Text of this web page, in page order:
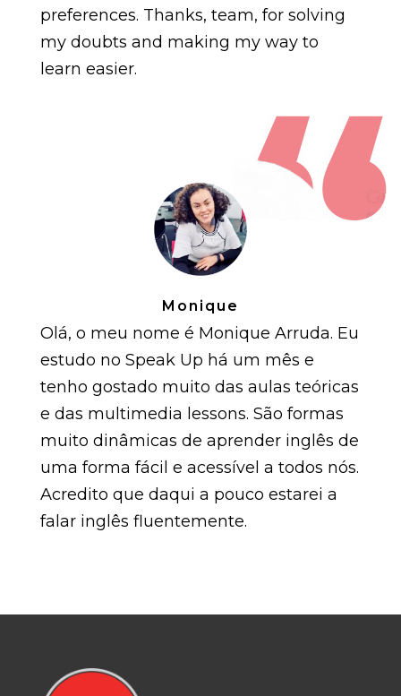
preferences. Thanks, team, for solving
my doubts and making my way to
learn easier.
Monique
Olá, o meu nome é Monique Arruda. Eu
estudo no Speak Up há um mês e
tenho gostado muito das aulas teóricas
e das multimedia lessons. São formas
muito dinâmicas de aprender inglês de
uma forma fácil e acessível a todos nós.
Acredito que daqui a pouco estarei a
falar inglês fluentemente.